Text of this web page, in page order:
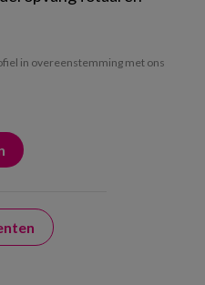
in overeenstemming met ons